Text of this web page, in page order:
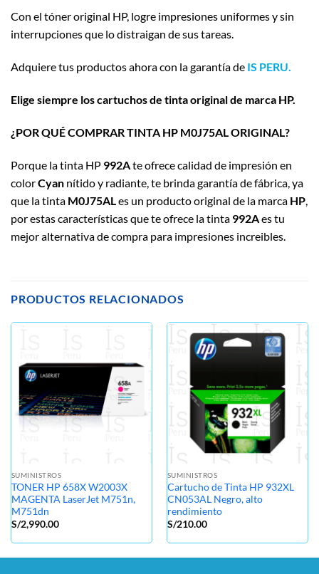
Con el tóner original HP, logre impresiones uniformes y sin
interrupciones que lo distraigan de sus tareas.
Adquiere tus productos ahora con la garantía de IS PERU.
Elige siempre los cartuchos de tinta original de marca HP.
¿POR QUÉ COMPRAR TINTA HP M0J75AL ORIGINAL?
Porque la tinta HP 992Ate ofrece calidad de impresión en
colorCyan nítido y radiante, te brinda garantía de fábrica, ya
que la tinta M0J75AL es un producto original de la marca HP
por estas características que te ofrece la tinta 992Aes tu
mejor alternativa de compra para impresiones increibles.
PRODUCTOS RELACIONADOS
SUMINISTROS
TONER HP 658X W2003X
MAGENTA LaserJet M751n,
M751dn
S/2,990.00
SUMINISTROS
Cartucho de Tinta HP 932XL
CN053AL Negro, alto
rendimiento
S/210.00